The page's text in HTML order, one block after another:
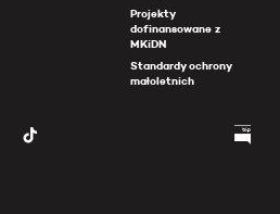
Projekty
dofinansowane z
MKiDN
Standardy ochrony
małoletnich